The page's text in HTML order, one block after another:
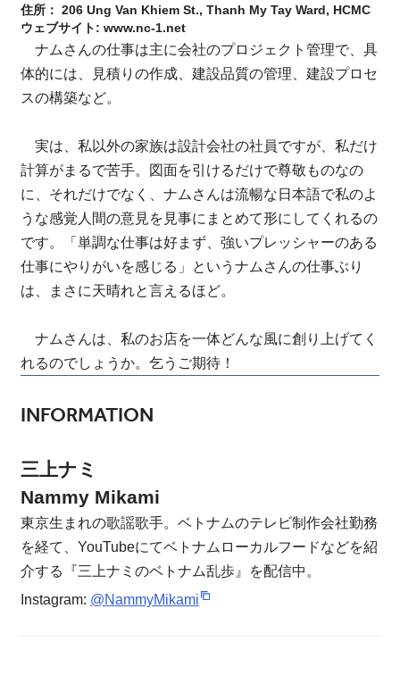
住所： 206 Ung Van Khiem St., Thanh My Tay Ward, HCMC
ウェブサイト: www.nc-1.net
ナムさんの仕事は主に会社のプロジェクト管理で、具
体的には、見積りの作成、建設品質の管理、建設プロセ
スの構築など。
実は、私以外の家族は設計会社の社員ですが、私だけ
計算がまるで苦手。図面を引けるだけで尊敬ものなの
に、それだけでなく、ナムさんは流暢な日本語で私のよ
うな感覚人間の意見を見事にまとめて形にしてくれるの
です。「単調な仕事は好まず、強いプレッシャーのある
仕事にやりがいを感じる」というナムさんの仕事ぶり
は、まさに天晴れと言えるほど。
ナムさんは、私のお店を一体どんな風に創り上げてく
れるのでしょうか。乞うご期待！
INFORMATION
三上ナミ
Nammy Mikami
東京生まれの歌謡歌手。ベトナムのテレビ制作会社勤務
を経て、YouTubeにてベトナムローカルフードなどを紹
介する『三上ナミのベトナム乱歩』を配信中。
Instagram: @NammyMikami